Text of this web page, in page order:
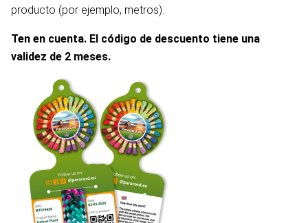
producto (por ejemplo, metros).
Ten en cuenta. El código de descuento tiene una
validez de 2 meses.